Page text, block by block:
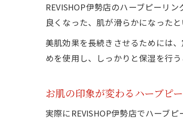
REVISHOP伊勢店のハーブピーリ
良くなった、肌が滑らかになった
美肌効果を長続きさせるためには
めを使用し、しっかりと保湿を行う
お肌の印象が変わるハーブピ
実際にREVISHOP伊勢店でハーブ